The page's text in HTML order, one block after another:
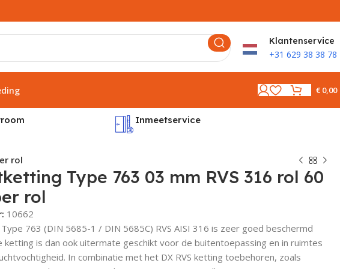
Klantenservice
+31 629 38 38 78
€0,00
Inmeetservice
rol
Type 763 03 mm RVS 316 rol 60
rol
10662
763 (DIN 5685-1 / DIN 5685C) RVS AISI 316 is zeer goed beschermd
ketting is dan ook uitermate geschikt voor de buitentoepassing en in ruimtes
In combinatie met het DX RVS ketting toebehoren, zoals